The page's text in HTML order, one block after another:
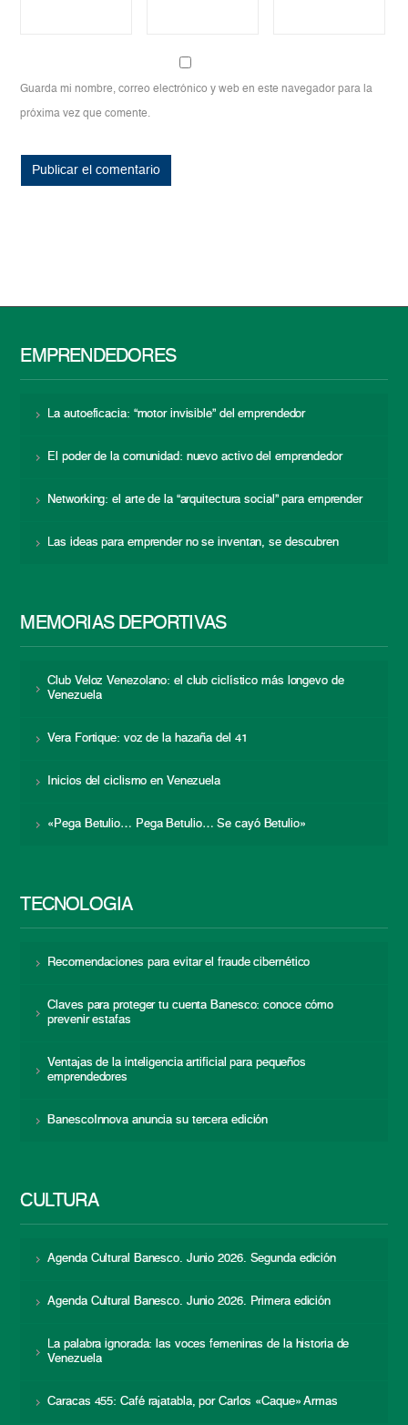
Guarda mi nombre, correo electrónico y web en este navegador para la
próxima vez que comente.
EMPRENDEDORES
La autoeficacia: “motor invisible” del emprendedor
El poder de la comunidad: nuevo activo del emprendedor
Networking: el arte de la “arquitectura social” para emprender
Las ideas para emprender no se inventan, se descubren
MEMORIAS DEPORTIVAS
Club Veloz Venezolano: el club ciclístico más longevo de
Venezuela
Vera Fortique: voz de la hazaña del 41
Inicios del ciclismo en Venezuela
«Pega Betulio… Pega Betulio… Se cayó Betulio»
TECNOLOGÍA
Recomendaciones para evitar el fraude cibernético
Claves para proteger tu cuenta Banesco: conoce cómo
prevenir estafas
Ventajas de la inteligencia artificial para pequeños
emprendedores
BanescoInnova anuncia su tercera edición
CULTURA
Agenda Cultural Banesco. Junio 2026. Segunda edición
Agenda Cultural Banesco. Junio 2026. Primera edición
La palabra ignorada: las voces femeninas de la historia de
Venezuela
Caracas 455: Café rajatabla, por Carlos «Caque» Armas